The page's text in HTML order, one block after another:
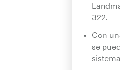
322.
Con
se